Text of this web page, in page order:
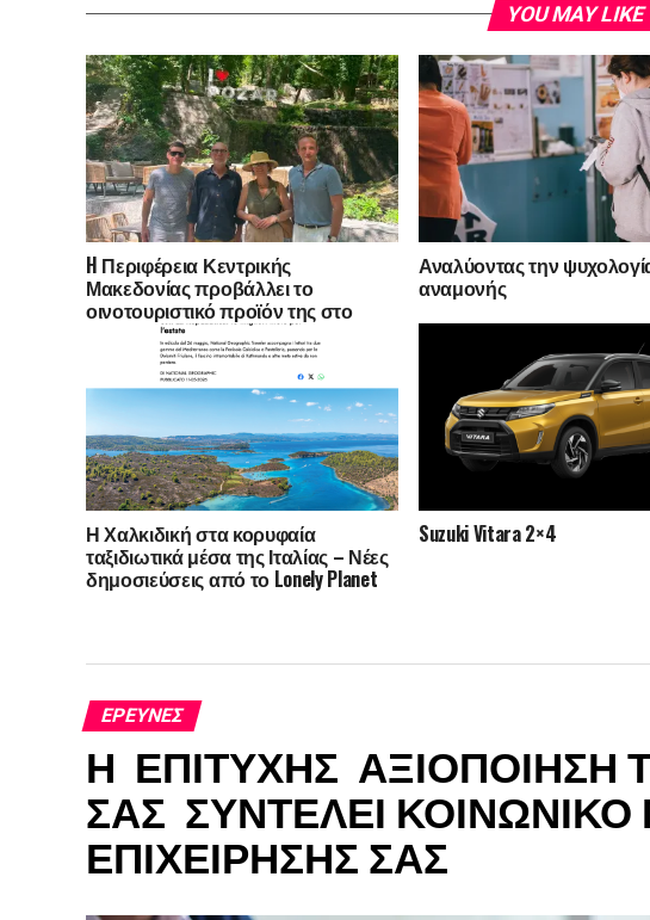
YOU MAY LIKE
H Περιφέρεια Κεντρικής
Μακεδονίας προβάλλει το
οινοτουριστικό προϊόν της στο
Ηνωμένο Βασίλειο και την
Αυστραλία -Ταξίδι εξοικείωσης
εκπροσώπων της οινικής
δημοσιογραφίας
Αναλύοντας την
αναμονής
Η Χαλκιδική στα κορυφαία
ταξιδιωτικά μέσα της Ιταλίας – Νέες
δημοσιεύσεις από το Lonely Planet
Suzuki Vitara 2×4
ΈΡΕΥΝΕΣ
Η ΕΠΙΤΥΧΗΣ ΑΞΙΟΠΟΙΗΣΗ
ΣΑΣ ΣΥΝΤΕΛΕΙ
ΕΠΙΧΕΙΡΗΣΗΣ ΣΑΣ